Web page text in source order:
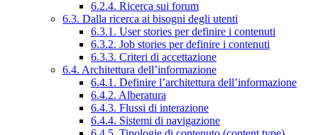
6.2.4. Ricerca sui forum
6.3. Dalla ricerca ai bisogni degli utenti
6.3.1. User stories per definire i contenuti
6.3.2. Job stories per definire i contenuti
6.3.3. Criteri di accettazione
6.4. Architettura dell’informazione
6.4.1. Definire l’architettura dell’informazione
6.4.2. Alberatura
6.4.3. Flussi di interazione
6.4.4. Sistemi di navigazione